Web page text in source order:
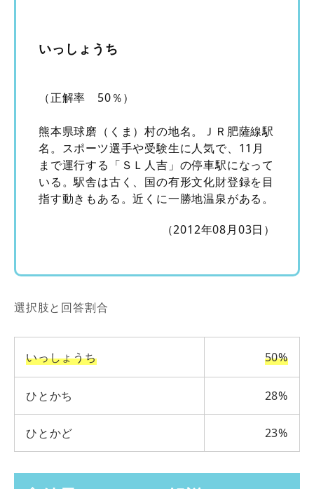
いっしょうち
（正解率 50％）
熊本県球磨（くま）村の地名。ＪＲ肥薩線駅
名。スポーツ選手や受験生に人気で、11月
まで運行する「ＳＬ人吉」の停車駅になって
いる。駅舎は古く、国の有形文化財登録を目
指す動きもある。近くに一勝地温泉がある。
（2012年08月03日）
選択肢と回答割合
いっしょうち 50%
ひとかち 28%
ひとかど 23%